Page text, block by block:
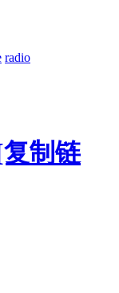
radio
制链